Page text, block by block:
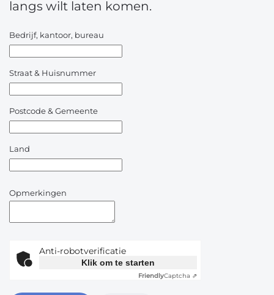
langs wilt laten komen.
Bedrijf, kantoor, bureau
Straat & Huisnummer
Postcode & Gemeente
Land
Opmerkingen
Anti-robotverificatie
Klik om te starten
FriendlyCaptcha ⇗